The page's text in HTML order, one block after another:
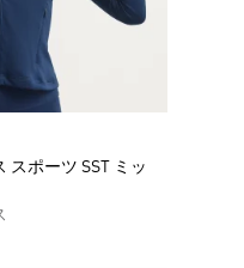
スポーツ SST ミッ